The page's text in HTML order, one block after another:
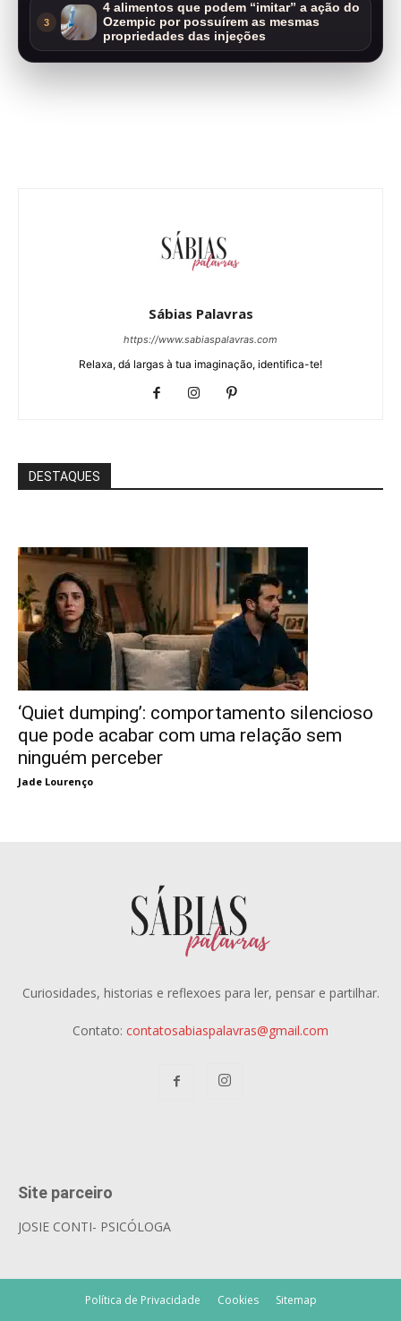
3
4 alimentos que podem “imitar” a ação do
Ozempic por possuírem as mesmas
propriedades das injeções
Sábias Palavras
https://www.sabiaspalavras.com
Relaxa, dá largas à tua imaginação, identifica-te!
DESTAQUES
‘Quiet dumping’: comportamento silencioso
que pode acabar com uma relação sem
ninguém perceber
Jade Lourenço
Curiosidades, historias e reflexoes para ler, pensar e partilhar.
Contato: contatosabiaspalavras@gmail.com
Site parceiro
JOSIE CONTI- PSICÓLOGA
Política de Privacidade Cookies Sitemap